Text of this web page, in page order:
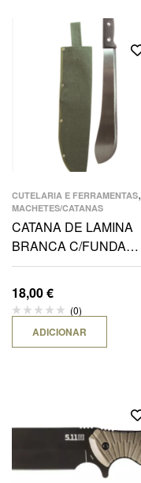
CUTELARIA E FERRAMENTAS,
MACHETES/CATANAS
CATANA DE LAMINA
BRANCA C/FUNDA
VERDE LONA 48CM
18,00€
(0)
ADICIONAR